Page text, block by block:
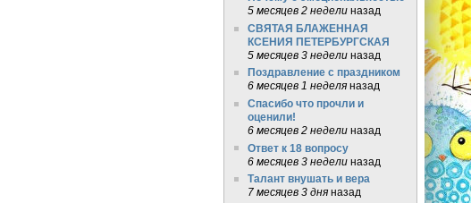
5 месяцев 2 неделиназад
СВЯТАЯ БЛАЖЕННАЯ
КСЕНИЯ ПЕТЕРБУРГСКАЯ
5 месяцев 3 неделиназад
Поздравление с праздником
6 месяцев 1 неделяназад
Спасибо что прочли и
оценили!
6 месяцев 2 неделиназад
Ответ к 18 вопросу
6 месяцев 3 неделиназад
Талант внушать и вера
7 месяцев 3 дняназад